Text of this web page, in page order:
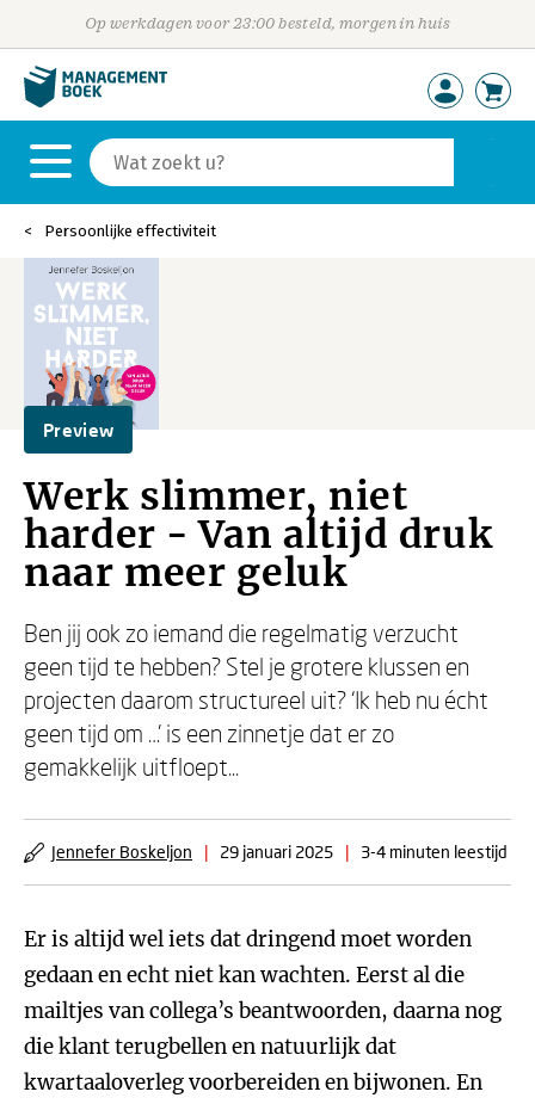
Op werkdagen voor 23:00 besteld, morgen in huis
Persoonlijke effectiviteit
Preview
Werk slimmer, niet
harder - Van altijd druk
naar meer geluk
Ben jij ook zo iemand die regelmatig verzucht
geen tijd te hebben? Stel je grotere klussen en
projecten daarom structureel uit? ‘Ik heb nu écht
geen tijd om …’ is een zinnetje dat er zo
gemakkelijk uitfloept...
Jennefer Boskeljon | 29 januari 2025 | 3-4 minuten leestijd
Er is altijd wel iets dat dringend moet worden
gedaan en echt niet kan wachten. Eerst al die
mailtjes van collega’s beantwoorden, daarna nog
die klant terugbellen en natuurlijk dat
kwartaaloverleg voorbereiden en bijwonen. En